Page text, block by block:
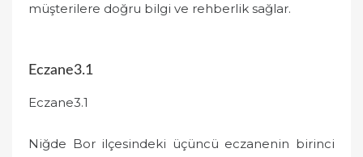
müşterilere doğru bilgi ve rehberlik sağlar.
Eczane3.1
Eczane3.1
Niğde Bor ilçesindeki üçüncü eczanenin birinci